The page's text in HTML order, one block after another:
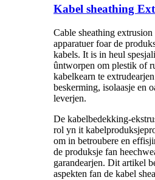
Kabel sheathing
Cable sheathing
apparatuer foar de
kabels. It is in heul
ûntworpen om plestik of
kabelkearn te
beskerming, isolaasje en
leverjen.
De kabelbedekking-
rol yn it
om in betroubere en
de produksje fan
garandearjen. Dit artikel
aspekten fan de kabel